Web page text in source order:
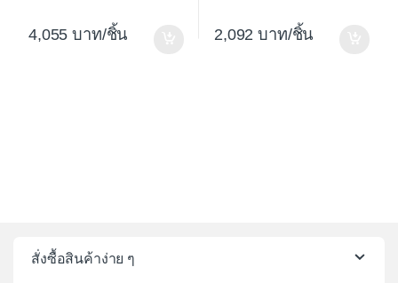
4,055 /ชิ้น 2,092 /ชิ้น
สั่งซื้อสินค้าง่าย ๆ